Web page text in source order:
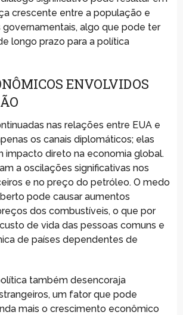
crescente entre a população e
governamentais, algo que pode ter
longo prazo para a política
ENVOLVIDOS
nas relações entre EUA e
os canais diplomáticos; elas
impacto direto na economia global.
a oscilações significativas nos
e no preço do petróleo. O medo
pode causar aumentos
dos combustíveis, o que por
de vida das pessoas comuns e
de países dependentes de
também desencoraja
um fator que pode
mais o crescimento econômico